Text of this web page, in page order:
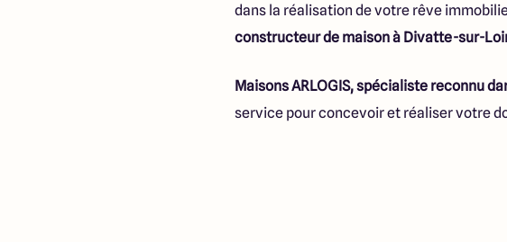
dans la réalisation de votre rêve
constructeur de maison à Divatte-sur-
Maisons ARLOGIS, spécialiste reconnu
service pour concevoir et réaliser votre